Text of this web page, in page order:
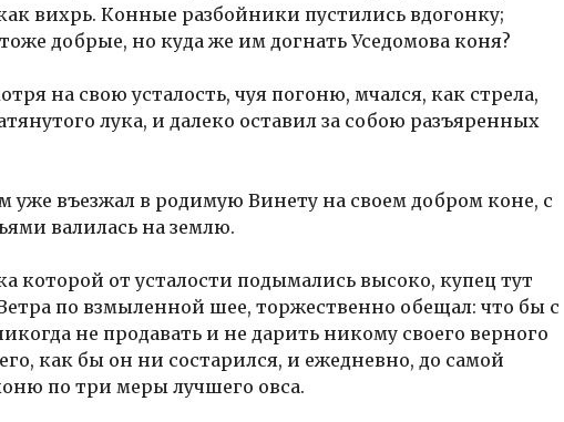
вихрь. Конные разбойники пустились вдогонку;
добрые, но куда же им догнать Уседомова коня?
на свою усталость, чуя погоню, мчался, как стрела,
лука, и далеко оставил за собою разъяренных
уже въезжал в родимую Винету на своем добром коне, с
валилась на землю.
которой от усталости подымались высоко, купец тут
по взмыленной шее, торжественно обещал: что бы с
не продавать и не дарить никому своего верного
как бы он ни состарился, и ежедневно, до самой
по три меры лучшего овса.